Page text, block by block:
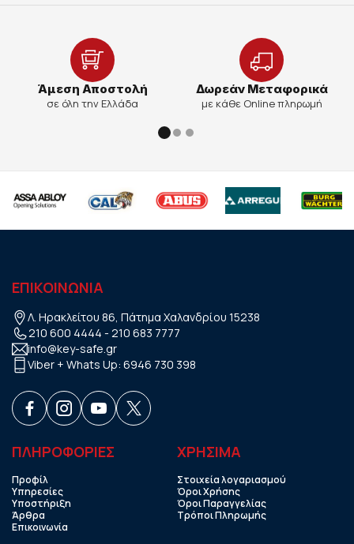
Άμεση Αποστολή
σε όλη την Ελλάδα
Δωρεάν Μεταφορικά
με κάθε Online πληρωμή
ΕΠΙΚΟΙΝΩΝΙΑ
Λ. Ηρακλείτου 86, Πάτημα Χαλανδρίου 15238
210 600 4444 - 210 683 7777
info@key-safe.gr
Viber + Whats Up: 6946 730 398
ΠΛΗΡΟΦΟΡΙΕΣ
Προφίλ
Υπηρεσίες
Υποστήριξη
Άρθρα
Επικοινωνία
ΧΡHΣΙΜΑ
Στοιχεία λογαριασμού
Όροι Χρήσης
Όροι Παραγγελίας
Τρόποι Πληρωμής